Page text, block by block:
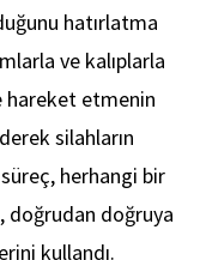
hatırlatma
ve kalıplarla
hareket etmenin
silahların
herhangi bir
doğrudan doğruya
kullandı.